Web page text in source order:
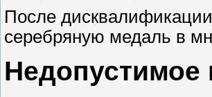
После
серебряную медаль в
Недопустимое